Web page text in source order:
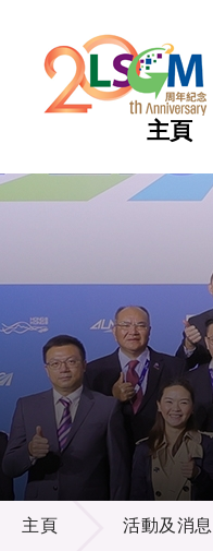
主頁
熱門
熱門
熱門
熱門
熱門
活動及消息
主頁 活動及消息